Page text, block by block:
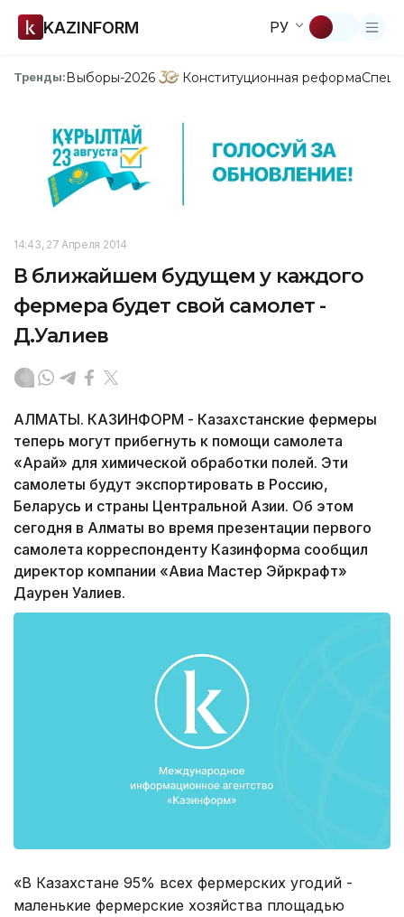
KAZINFORM РУ
Тренды:Выборы-2026 Конституционная реформа
14:43, 27 Апреля 2014
В ближайшем будущем у каждого
фермера будет свой самолет -
Д.Уалиев
АЛМАТЫ. КАЗИНФОРМ - Казахстанские фермеры
теперь могут прибегнуть к помощи самолета
«Арай» для химической обработки полей. Эти
самолеты будут экспортировать в Россию,
Беларусь и страны Центральной Азии. Об этом
сегодня в Алматы во время презентации первого
самолета корреспонденту Казинформа сообщил
директор компании «Авиа Мастер Эйркрафт»
Даурен Уалиев.
«В Казахстане 95% всех фермерских угодий -
маленькие фермерские хозяйства площадью